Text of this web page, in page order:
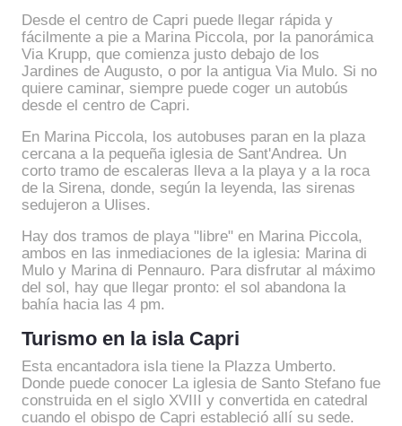
Desde el centro de Capri puede llegar rápida y
fácilmente a pie a Marina Piccola, por la panorámica
Via Krupp, que comienza justo debajo de los
Jardines de Augusto, o por la antigua Via Mulo. Si no
quiere caminar, siempre puede coger un autobús
desde el centro de Capri.
En Marina Piccola, los autobuses paran en la plaza
cercana a la pequeña iglesia de Sant'Andrea. Un
corto tramo de escaleras lleva a la playa y a la roca
de la Sirena, donde, según la leyenda, las sirenas
sedujeron a Ulises.
Hay dos tramos de playa "libre" en Marina Piccola,
ambos en las inmediaciones de la iglesia: Marina di
Mulo y Marina di Pennauro. Para disfrutar al máximo
del sol, hay que llegar pronto: el sol abandona la
bahía hacia las 4 pm.
Turismo en la isla Capri
Esta encantadora isla tiene la Plazza Umberto.
Donde puede conocer La iglesia de Santo Stefano fue
construida en el siglo XVIII y convertida en catedral
cuando el obispo de Capri estableció allí su sede.